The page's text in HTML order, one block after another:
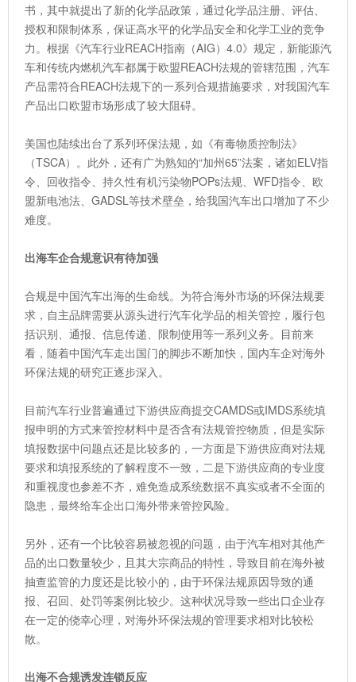
书，其中就提出了新的化学品政策，通过化学品注册、评估、
授权和限制体系，保证高水平的化学品安全和化学工业的竞争
力。根据《汽车行业REACH指南（AIG）4.0》规定，新能源汽
车和传统内燃机汽车都属于欧盟REACH法规的管辖范围，汽车
产品需符合REACH法规下的一系列合规措施要求，对我国汽车
产品出口欧盟市场形成了较大阻碍。
美国也陆续出台了系列环保法规，如《有毒物质控制法》
（TSCA）。此外，还有广为熟知的“加州65”法案，诸如ELV指
令、回收指令、持久性有机污染物POPs法规、WFD指令、欧
盟新电池法、GADSL等技术壁垒，给我国汽车出口增加了不少
难度。
出海车企合规意识有待加强
合规是中国汽车出海的生命线。为符合海外市场的环保法规要
求，自主品牌需要从源头进行汽车化学品的相关管控，履行包
括识别、通报、信息传递、限制使用等一系列义务。目前来
看，随着中国汽车走出国门的脚步不断加快，国内车企对海外
环保法规的研究正逐步深入。
目前汽车行业普遍通过下游供应商提交CAMDS或IMDS系统填
报申明的方式来管控材料中是否含有法规管控物质，但是实际
填报数据中问题点还是比较多的，一方面是下游供应商对法规
要求和填报系统的了解程度不一致，二是下游供应商的专业度
和重视度也参差不齐，难免造成系统数据不真实或者不全面的
隐患，最终给车企出口海外带来管控风险。
另外，还有一个比较容易被忽视的问题，由于汽车相对其他产
品的出口数量较少，且其大宗商品的特性，导致目前在海外被
抽查监管的力度还是比较小的，由于环保法规原因导致的通
报、召回、处罚等案例比较少。这种状况导致一些出口企业存
在一定的侥幸心理，对海外环保法规的管理要求相对比较松
散。
出海不合规诱发连锁反应